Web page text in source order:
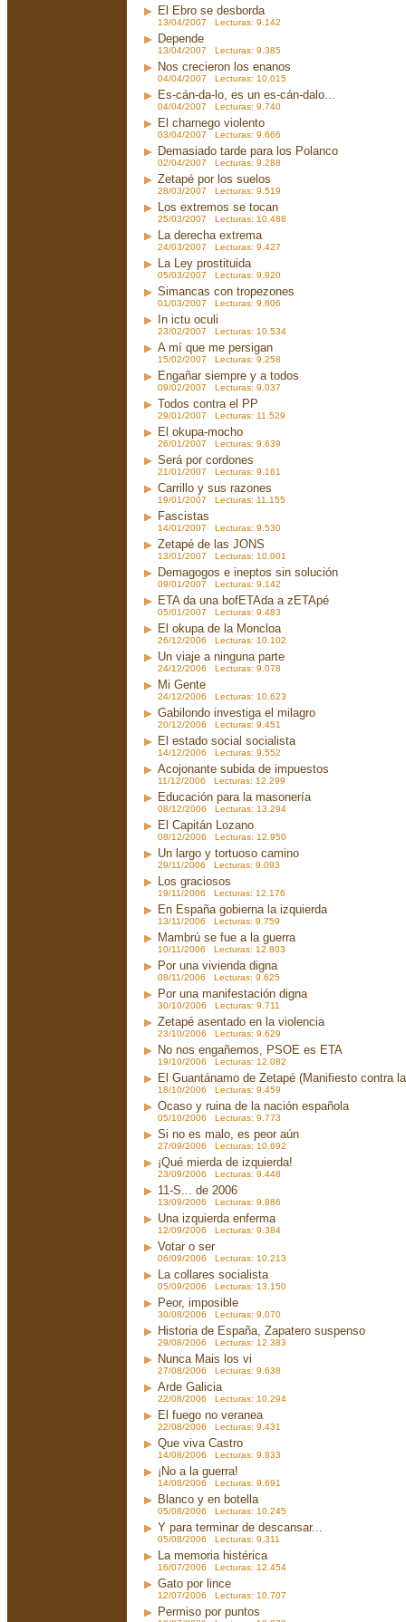
El Ebro se desborda
13/04/2007 Lecturas: 9.142
Depende
13/04/2007 Lecturas: 9.385
Nos crecieron los enanos
04/04/2007 Lecturas: 10.015
Es-cán-da-lo, es un es-cán-dalo...
04/04/2007 Lecturas: 9.740
El charnego violento
03/04/2007 Lecturas: 9.666
Demasiado tarde para los Polanco
02/04/2007 Lecturas: 9.288
Zetapé por los suelos
28/03/2007 Lecturas: 9.519
Los extremos se tocan
25/03/2007 Lecturas: 10.488
La derecha extrema
24/03/2007 Lecturas: 9.427
La Ley prostituida
05/03/2007 Lecturas: 9.920
Simancas con tropezones
01/03/2007 Lecturas: 9.606
In ictu oculi
23/02/2007 Lecturas: 10.534
A mí que me persigan
15/02/2007 Lecturas: 9.258
Engañar siempre y a todos
09/02/2007 Lecturas: 9.037
Todos contra el PP
29/01/2007 Lecturas: 11.529
El okupa-mocho
26/01/2007 Lecturas: 9.639
Será por cordones
21/01/2007 Lecturas: 9.161
Carrillo y sus razones
19/01/2007 Lecturas: 11.155
Fascistas
14/01/2007 Lecturas: 9.530
Zetapé de las JONS
13/01/2007 Lecturas: 10.001
Demagogos e ineptos sin solución
09/01/2007 Lecturas: 9.142
ETA da una bofETAda a zETApé
05/01/2007 Lecturas: 9.483
El okupa de la Moncloa
26/12/2006 Lecturas: 10.102
Un viaje a ninguna parte
24/12/2006 Lecturas: 9.078
Mi Gente
24/12/2006 Lecturas: 10.623
Gabilondo investiga el milagro
20/12/2006 Lecturas: 9.451
El estado social socialista
14/12/2006 Lecturas: 9.552
Acojonante subida de impuestos
11/12/2006 Lecturas: 12.299
Educación para la masonería
08/12/2006 Lecturas: 13.294
El Capitán Lozano
08/12/2006 Lecturas: 12.950
Un largo y tortuoso camino
29/11/2006 Lecturas: 9.093
Los graciosos
19/11/2006 Lecturas: 12.176
En España gobierna la izquierda
13/11/2006 Lecturas: 9.759
Mambrú se fue a la guerra
10/11/2006 Lecturas: 12.803
Por una vivienda digna
08/11/2006 Lecturas: 9.625
Por una manifestación digna
30/10/2006 Lecturas: 9.711
Zetapé asentado en la violencia
23/10/2006 Lecturas: 9.629
No nos engañemos, PSOE es ETA
19/10/2006 Lecturas: 12.082
El Guantánamo de Zetapé (Manifiesto contra
18/10/2006 Lecturas: 9.459
Ocaso y ruina de la nación española
05/10/2006 Lecturas: 9.773
Si no es malo, es peor aún
27/09/2006 Lecturas: 10.692
¡Qué mierda de izquierda!
23/09/2006 Lecturas: 9.448
11-S... de 2006
13/09/2006 Lecturas: 9.886
Una izquierda enferma
12/09/2006 Lecturas: 9.384
Votar o ser
06/09/2006 Lecturas: 10.213
La collares socialista
05/09/2006 Lecturas: 13.150
Peor, imposible
30/08/2006 Lecturas: 9.070
Historia de España, Zapatero suspenso
29/08/2006 Lecturas: 12.383
Nunca Mais los vi
27/08/2006 Lecturas: 9.638
Arde Galicia
22/08/2006 Lecturas: 10.294
El fuego no veranea
22/08/2006 Lecturas: 9.431
Que viva Castro
14/08/2006 Lecturas: 9.833
¡No a la guerra!
14/08/2006 Lecturas: 9.691
Blanco y en botella
05/08/2006 Lecturas: 10.245
Y para terminar de descansar...
05/08/2006 Lecturas: 9.311
La memoria histérica
16/07/2006 Lecturas: 12.454
Gato por lince
12/07/2006 Lecturas: 10.707
Permiso por puntos